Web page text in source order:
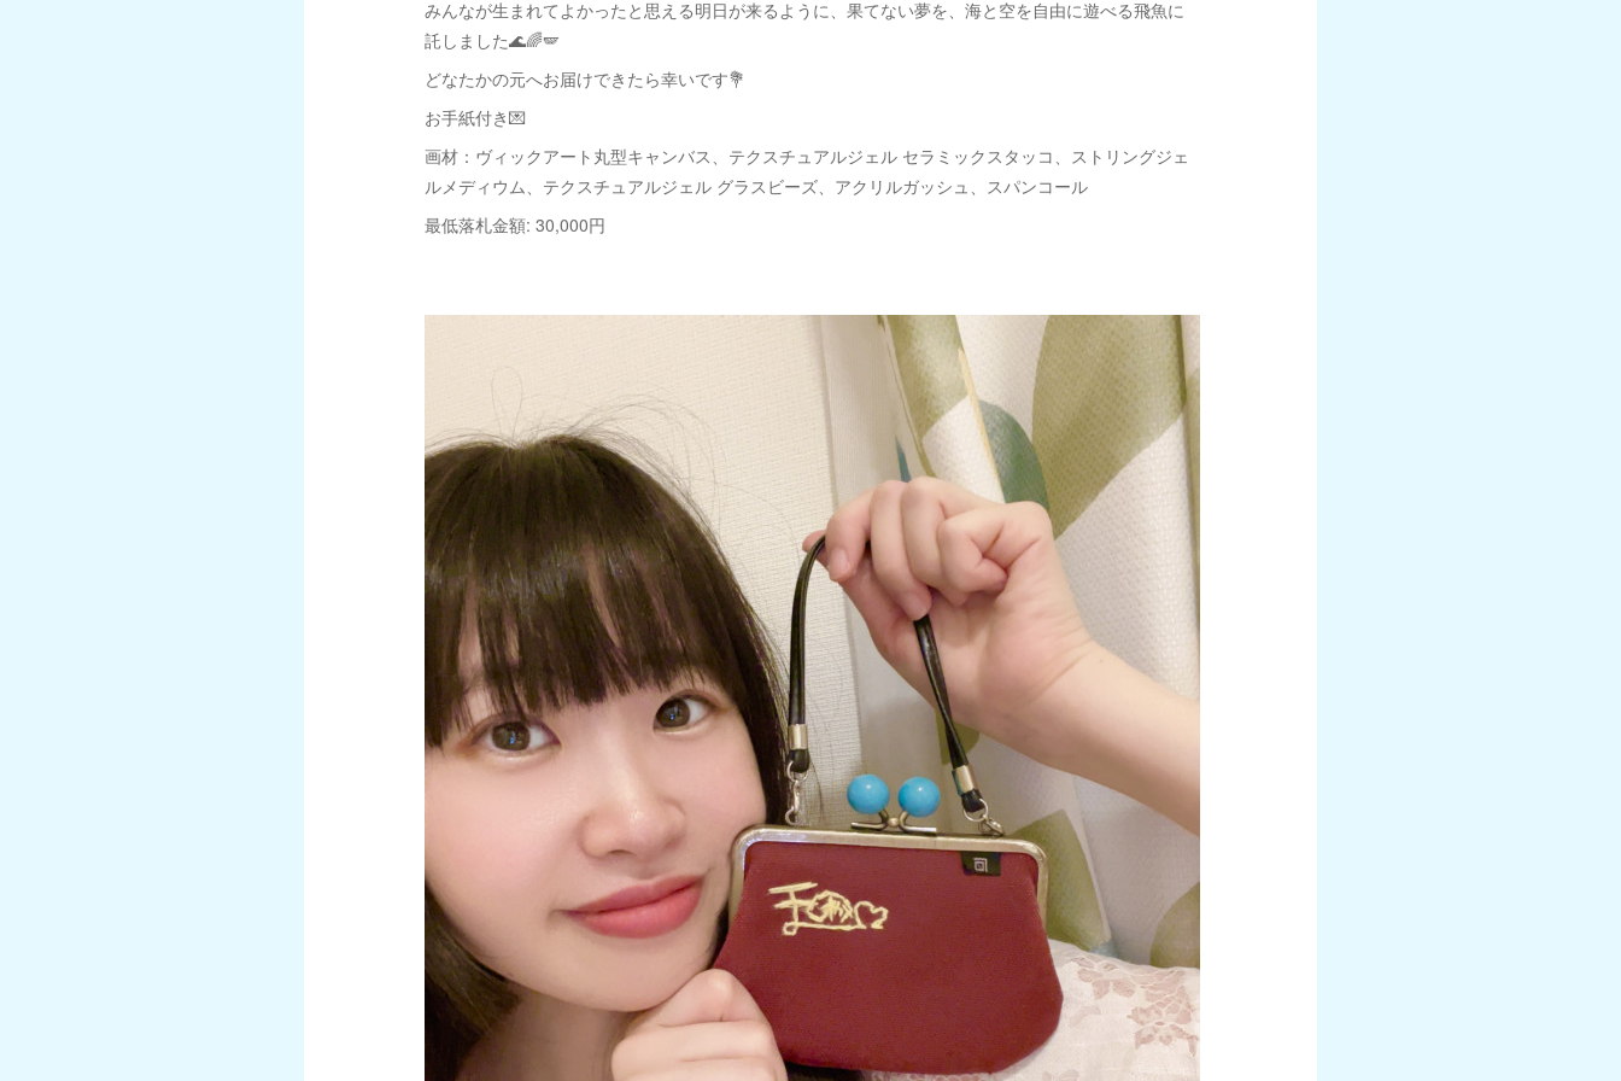
みんなが生まれてよかったと思える明日が来るように、果てない夢を、海と空を自由に遊べる飛魚に
託しました🌊🌈🪽
どなたかの元へお届けできたら幸いです💐
お手紙付き💌
画材：ヴィックアート丸型キャンバス、テクスチュアルジェル セラミックスタッコ、ストリングジェ
ルメディウム、テクスチュアルジェル グラスビーズ、アクリルガッシュ、スパンコール
最低落札金額: 30,000円